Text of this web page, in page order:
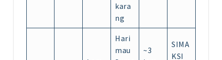
kara
ng
Hari
mau
~3
SIMA
KSI